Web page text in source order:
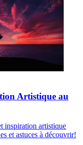
Artistique au
inspiration artistique
et astuces à découvrir!